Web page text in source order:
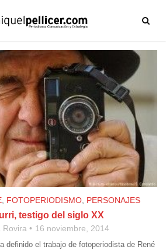
FOTOPERIODISMO PERSONAJES
testigo del siglo XX
Rovira 16 noviembre, 2014
definido el trabajo de fotoperiodista de René